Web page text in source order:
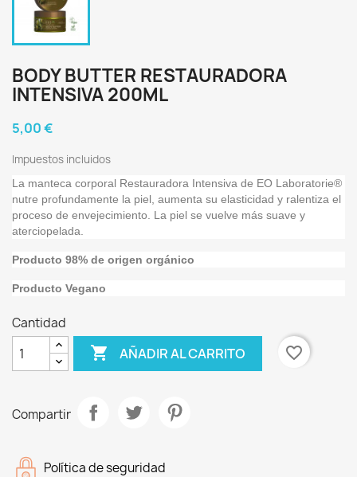
BODY BUTTER RESTAURADORA
INTENSIVA 200ML
5,00 €
Impuestos incluidos
La manteca corporal Restauradora Intensiva de EO Laboratorie®
nutre profundamente la piel, aumenta su elasticidad y ralentiza el
proceso de envejecimiento. La piel se vuelve más suave y
aterciopelada.
Producto 98% de origen orgánico
Producto Vegano
Cantidad
 AÑADIR AL CARRITO favorite_border
Compartir
Política de seguridad